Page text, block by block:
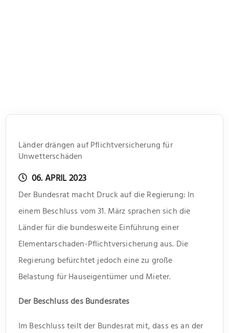
Länder drängen auf Pflichtversicherung für
Unwetterschäden
06. APRIL 2023
Der Bundesrat macht Druck auf die Regierung: In
einem Beschluss vom 31. März sprachen sich die
Länder für die bundesweite Einführung einer
Elementarschaden-Pflichtversicherung aus. Die
Regierung befürchtet jedoch eine zu große
Belastung für Hauseigentümer und Mieter.
Der Beschluss des Bundesrates
Im Beschluss teilt der Bundesrat mit, dass es an der